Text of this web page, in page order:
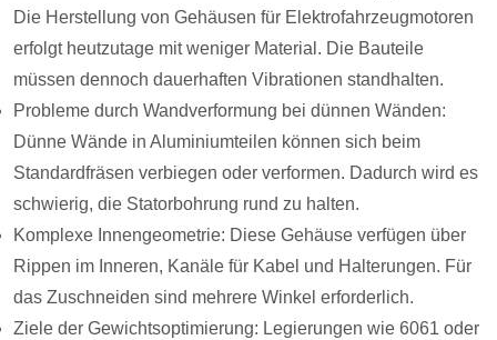
Die Herstellung von Gehäusen für Elektrofahrzeugmotoren
erfolgt heutzutage mit weniger Material. Die Bauteile
müssen dennoch dauerhaften Vibrationen standhalten.
Probleme durch Wandverformung bei dünnen Wänden:
Dünne Wände in Aluminiumteilen können sich beim
Standardfräsen verbiegen oder verformen. Dadurch wird es
schwierig, die Statorbohrung rund zu halten.
Komplexe Innengeometrie: Diese Gehäuse verfügen über
Rippen im Inneren, Kanäle für Kabel und Halterungen. Für
das Zuschneiden sind mehrere Winkel erforderlich.
Ziele der Gewichtsoptimierung: Legierungen wie 6061 oder